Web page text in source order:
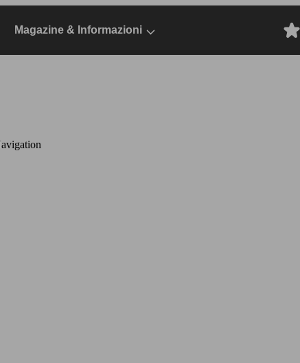
Magazine & Informazioni